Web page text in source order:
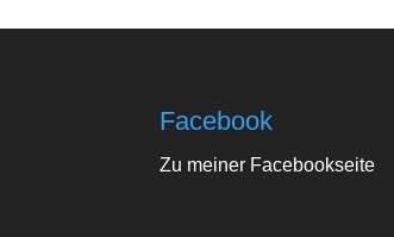
Facebook
Zu meiner Facebookseite